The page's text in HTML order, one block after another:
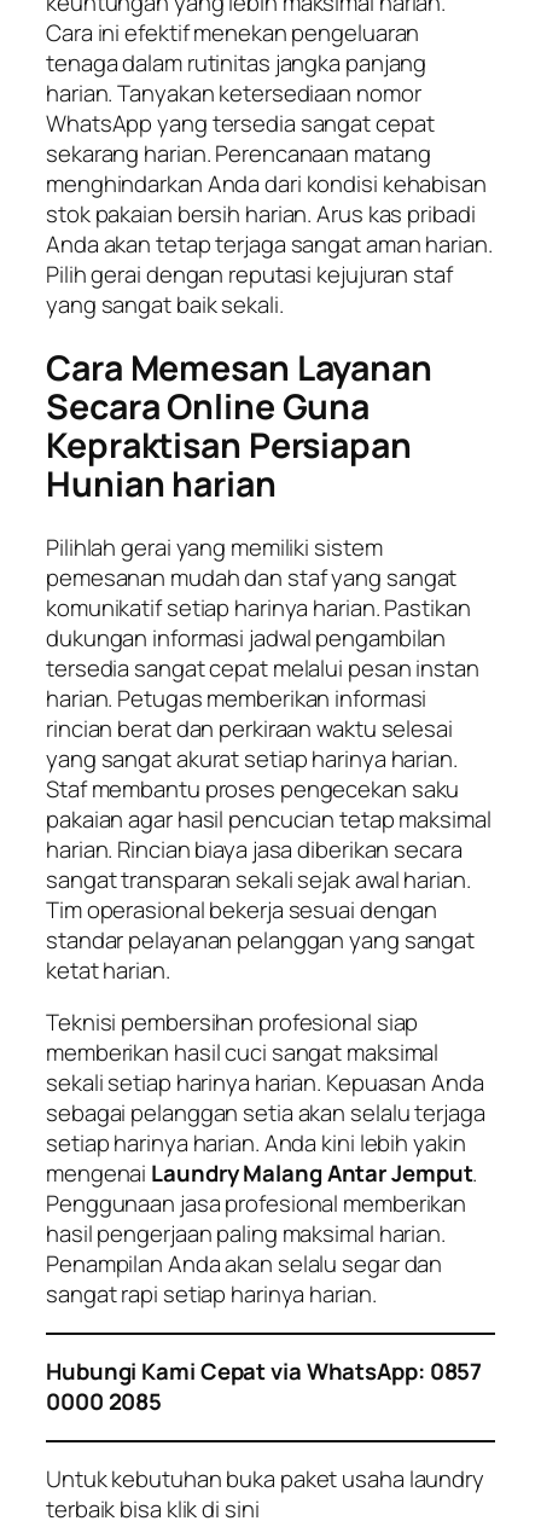
Cara ini efektif menekan pengeluaran
tenaga dalam rutinitas jangka panjang
harian. Tanyakan ketersediaan nomor
WhatsApp yang tersedia sangat cepat
sekarang harian. Perencanaan matang
menghindarkan Anda dari kondisi kehabisan
stok pakaian bersih harian. Arus kas pribadi
Anda akan tetap terjaga sangat aman harian.
Pilih gerai dengan reputasi kejujuran staf
yang sangat baik sekali.
Cara Memesan Layanan
Secara Online Guna
Kepraktisan Persiapan
Hunian harian
Pilihlah gerai yang memiliki sistem
pemesanan mudah dan staf yang sangat
komunikatif setiap harinya harian. Pastikan
dukungan informasi jadwal pengambilan
tersedia sangat cepat melalui pesan instan
harian. Petugas memberikan informasi
rincian berat dan perkiraan waktu selesai
yang sangat akurat setiap harinya harian.
Staf membantu proses pengecekan saku
pakaian agar hasil pencucian tetap maksimal
harian. Rincian biaya jasa diberikan secara
sangat transparan sekali sejak awal harian.
Tim operasional bekerja sesuai dengan
standar pelayanan pelanggan yang sangat
ketat harian.
Teknisi pembersihan profesional siap
memberikan hasil cuci sangat maksimal
sekali setiap harinya harian. Kepuasan Anda
sebagai pelanggan setia akan selalu terjaga
setiap harinya harian. Anda kini lebih yakin
mengenai Laundry Malang Antar Jemput.
Penggunaan jasa profesional memberikan
hasil pengerjaan paling maksimal harian.
Penampilan Anda akan selalu segar dan
sangat rapi setiap harinya harian.
Hubungi Kami Cepat via WhatsApp: 0857
0000 2085
Untuk kebutuhan buka paket usaha laundry
terbaik bisa klik di sini